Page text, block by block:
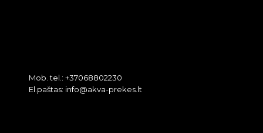
Mob. tel.: +37068802230
El.paštas: info@akva-prekes.lt